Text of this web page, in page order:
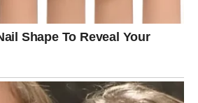
vaš rad, vaša energija i vaša
plan. Ljudi počinju da primećuju
– da imate potencijal za velike